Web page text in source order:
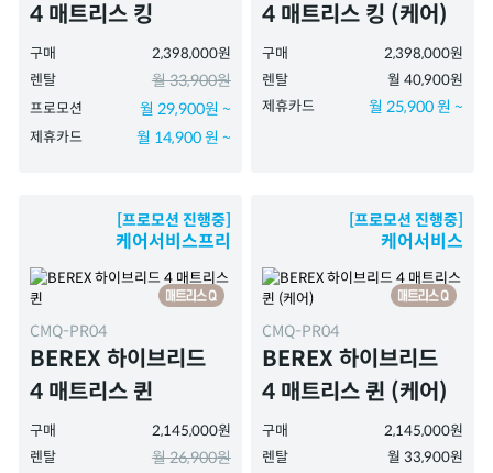
4 매트리스 킹
구매
2,398,000원
렌탈
월 33,900원
프로모션 월 29,900원 ~
제휴카드 월 14,900 원 ~
4 매트리스 킹 (케어)
구매
2,398,000원
렌탈
월 40,900원
제휴카드
월 25,900 원 ~
[프로모션 진행중]
케어서비스프리
CMQ-PR04
BEREX 하이브리드
4 매트리스 퀸
구매
2,145,000원
렌탈
월 26,900원
[프로모션 진행중]
케어서비스
CMQ-PR04
BEREX 하이브리드
4 매트리스 퀸 (케어)
구매
2,145,000원
렌탈
월 33,900원